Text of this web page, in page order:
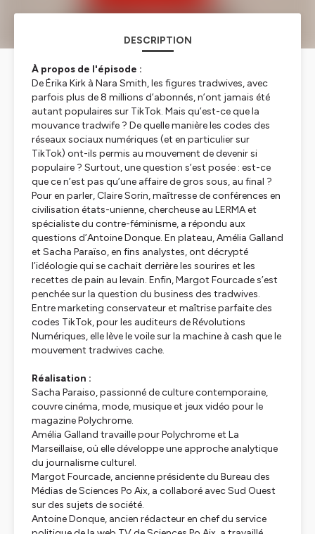
DESCRIPTION
À propos de l'épisode :
De Érika Kirk à Nara Smith, les figures tradwives, avec
parfois plus de 8 millions d’abonnés, n’ont jamais été
autant populaires sur TikTok. Mais qu’est-ce que la
mouvance tradwife ? De quelle manière les codes des
réseaux sociaux numériques (et en particulier sur
TikTok) ont-ils permis au mouvement de devenir si
populaire ? Surtout, une question s’est posée : est-ce
que ce n’est pas qu’une affaire de gros sous, au final ?
Pour en parler, Claire Sorin, maîtresse de conférences en
civilisation états-unienne, chercheuse au LERMA et
spécialiste du contre-féminisme, a répondu aux
questions d’Antoine Donque. En plateau, Amélia Galland
et Sacha Paraïso, en fins analystes, ont décrypté
l’idéologie qui se cachait derrière les sourires et les
recettes de pain au levain. Enfin, Margot Fourcade s’est
penchée sur la question du business des tradwives.
Entre marketing conservateur et maîtrise parfaite des
codes TikTok, pour les auditeurs de Révolutions
Numériques, elle lève le voile sur la machine à cash que le
mouvement tradwives cache.
Réalisation :
Sacha Paraiso, passionné de culture contemporaine,
couvre cinéma, mode, musique et jeux vidéo pour le
magazine Polychrome.
Amélia Galland travaille pour Polychrome et La
Marseillaise, où elle développe une approche analytique
du journalisme culturel.
Margot Fourcade, ancienne présidente du Bureau des
Médias de Sciences Po Aix, a collaboré avec Sud Ouest
sur des sujets de société.
Antoine Donque, ancien rédacteur en chef du service